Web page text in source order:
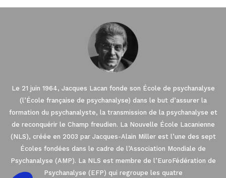
Le 21 juin 1964, Jacques Lacan fonde son École de psychanalyse
(l’École française de psychanalyse) dans le but d’assurer la
formation du psychanalyste, la transmission de la psychanalyse et
de reconquérir le Champ freudien. La Nouvelle École Lacanienne
(NLS), créée en 2003 par Jacques-Alain Miller est l’une des sept
Écoles fondées dans le cadre de l’Association Mondiale de
Psychanalyse (AMP). La NLS est membre de l’EuroFédération de
Psychanalyse (EFP) qui regroupe les quatre